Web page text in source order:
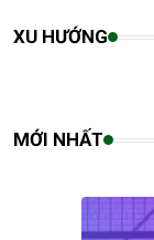
XU HƯỚNG
MỚI NHẤT